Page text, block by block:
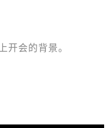
开会的背景。